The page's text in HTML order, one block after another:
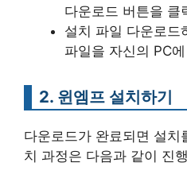
다운로드 버튼을 클
설치 파일 다운로드
파일을 자신의 PC
2. 윈엠프 설치하기
다운로드가 완료되면 설치
치 과정은 다음과 같이 진